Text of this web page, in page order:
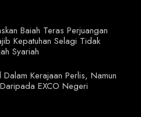
Baiah Teras Perjuangan
Kepatuhan Selagi Tidak
Syariah
Dalam Kerajaan Perlis, Namun
EXCO Negeri